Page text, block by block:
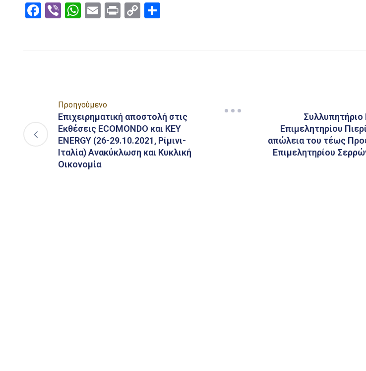
Facebook
ViberWhatsApp
EmailPrintCopy
Προηγούμενο
Επιχειρηματική αποστολή στις
Εκθέσεις ECOMONDO και KEY
ENERGY (26-29.10.2021, Ρίμινι-
Ιταλία) Ανακύκλωση και Κυκλική
Οικονομία
Επιμελητηρίου
απώλεια του τέως
Επιμελητηρίου